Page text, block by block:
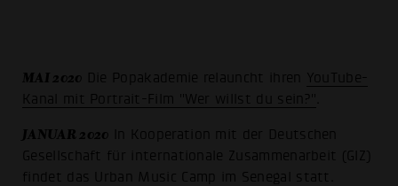
MAI 2020 Die Popakademie relauncht ihren YouTube-
Kanal mit Portrait-Film "Wer willst du sein?"
JANUAR 2020
In Kooperation mit der Deutschen
Gesellschaft für internationale Zusammenarbeit (GIZ)
findet das Urban Music Camp im Senegal statt.